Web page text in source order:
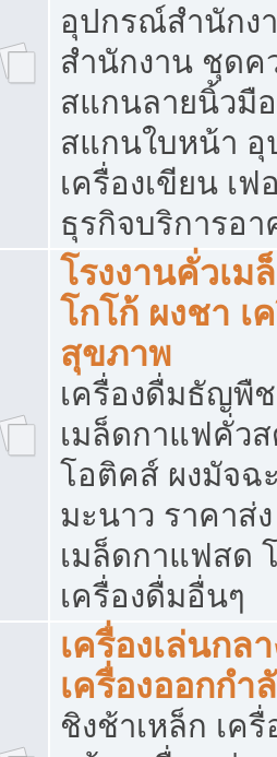
อุปกรณ์สำนักง
สำนักงาน ชุดค
สแกนลายนิ้วมื
สแกนใบหน้า
เครื่องเขียน เ
ธุรกิจบริการอ
โรงงานคั่วเม
โกโก้ ผงชา เ
สุขภาพ
เครื่องดื่มธัญพื
เมล็ดกาแฟคั่ว
โอติคส์ ผงมัจฉ
มะนาว ราคาส่
เมล็ดกาแฟสด
เครื่องดื่มอื่นๆ
เครื่องเล่นกล
เครื่องออกกำ
ชิงช้าเหล็ก เค